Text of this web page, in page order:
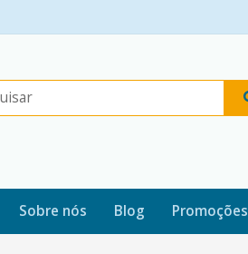
Sobre nós Blog Promoções